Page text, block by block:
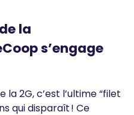
la
s’engage
2G, c’est l’ultime “filet
qui disparaît ! Ce